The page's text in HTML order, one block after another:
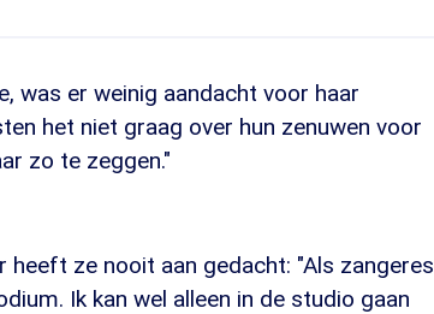
was er weinig aandacht voor haar
het niet graag over hun zenuwen voor
zo te zeggen."
ze nooit aan gedacht: "Als zangeres
Ik kan wel alleen in de studio gaan